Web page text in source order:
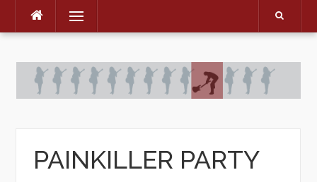
Skip
Menu
PAINKILLER PARTY